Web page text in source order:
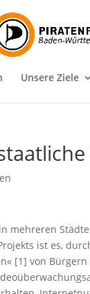
Unsere Ziele
mehreren
ist es,
[1] von